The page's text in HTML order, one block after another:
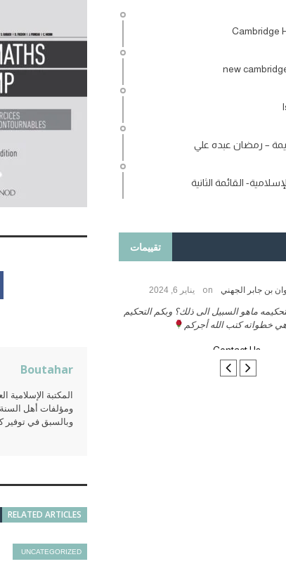
Boutahar
المكتبة
ومؤلفات أهل السنة
وبالسبق في توفير
RELATED ARTICLES
UNCATEGORIZED
Cambridge
new
– رمضان عبده علي
القائمة الثانية
تقييمات
بن جابر الجهني on يناير 6, 2024
ماهو السبيل الى ذلك؟ وبكم التحكيم
خطواته كتب الله أجركم
Contact Us